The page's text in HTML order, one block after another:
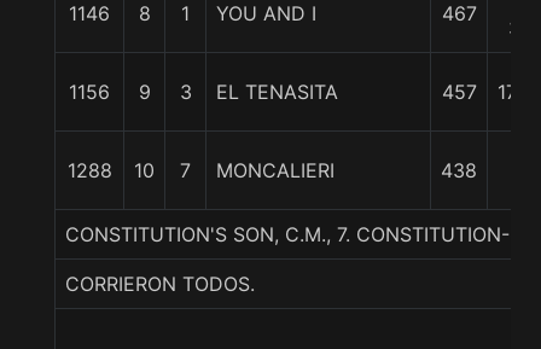
1146 8 1 YOU AND I 467
3/4
1156 9 3 EL TENASITA 457 17
1288 10 7 MONCALIERI 438
CONSTITUTION'S SON, C.M., 7. CONSTITUTION-
CORRIERON TODOS.